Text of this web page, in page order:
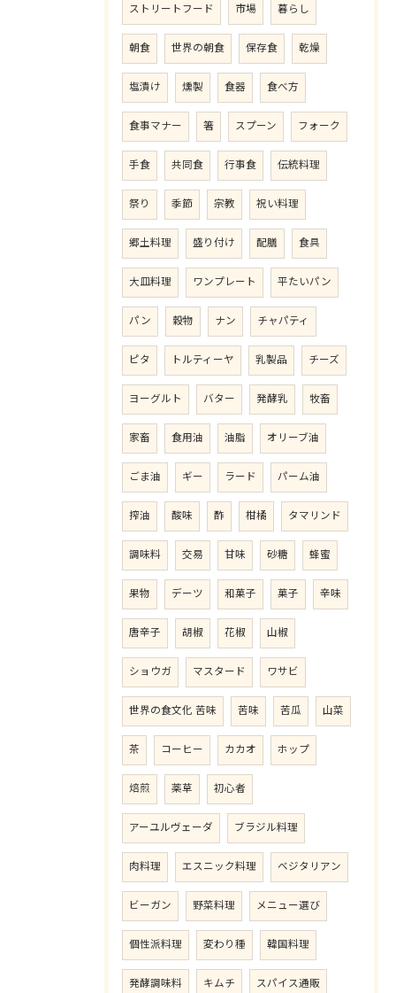
ストリートフード 市場 暮らし
朝食 世界の朝食 保存食 乾燥
塩漬け 燻製 食器 食べ方
食事マナー 箸 スプーン フォーク
手食 共同食 行事食 伝統料理
祭り 季節 宗教 祝い料理
郷土料理 盛り付け 配膳 食具
大皿料理 ワンプレート 平たいパン
パン 穀物 ナン チャパティ
ピタ トルティーヤ 乳製品 チーズ
ヨーグルト バター 発酵乳 牧畜
家畜 食用油 油脂 オリーブ油
ごま油 ギー ラード パーム油
搾油 酸味 酢 柑橘 タマリンド
調味料 交易 甘味 砂糖 蜂蜜
果物 デーツ 和菓子 菓子 辛味
唐辛子 胡椒 花椒 山椒
ショウガ マスタード ワサビ
世界の食文化 苦味 苦味 苦瓜 山菜
茶 コーヒー カカオ ホップ
焙煎 薬草 初心者
アーユルヴェーダ ブラジル料理
肉料理 エスニック料理 ベジタリアン
ビーガン 野菜料理 メニュー選び
個性派料理 変わり種 韓国料理
発酵調味料 キムチ スパイス通販